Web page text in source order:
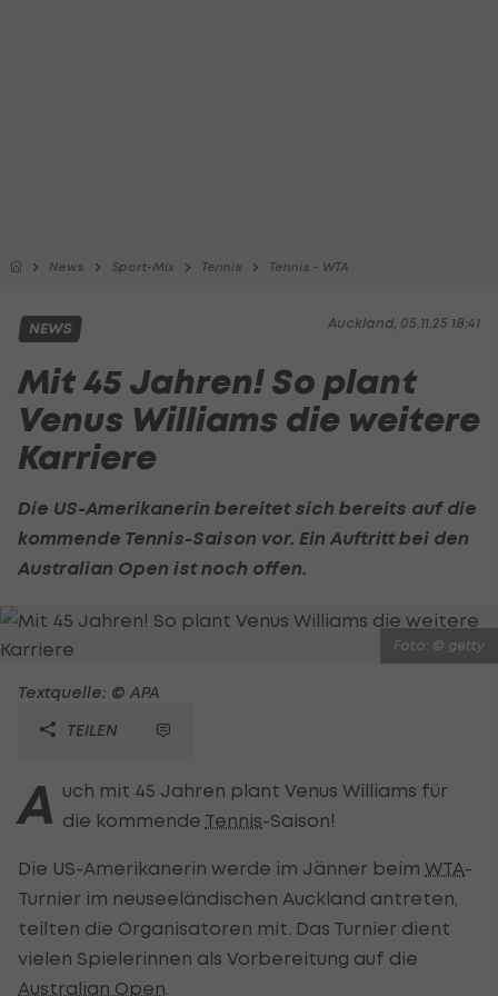
News Sport-Mix Tennis Tennis - WTA
Auckland, 05.11.25 18:41
NEWS
Mit 45 Jahren! So plant
Venus Williams die weitere
Karriere
Die US-Amerikanerin bereitet sich bereits auf die
kommende Tennis-Saison vor. Ein Auftritt bei den
Australian Open ist noch offen.
Foto: © getty
Textquelle: © APA
TEILEN
A uch mit 45 Jahren plant Venus Williams für
die kommende Tennis-Saison!
Die US-Amerikanerin werde im Jänner beim WTA-
Turnier im neuseeländischen Auckland antreten,
teilten die Organisatoren mit. Das Turnier dient
vielen Spielerinnen als Vorbereitung auf die
Australian Open